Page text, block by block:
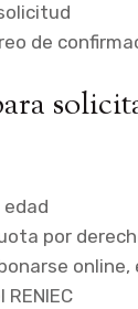
de
edad
por
online,